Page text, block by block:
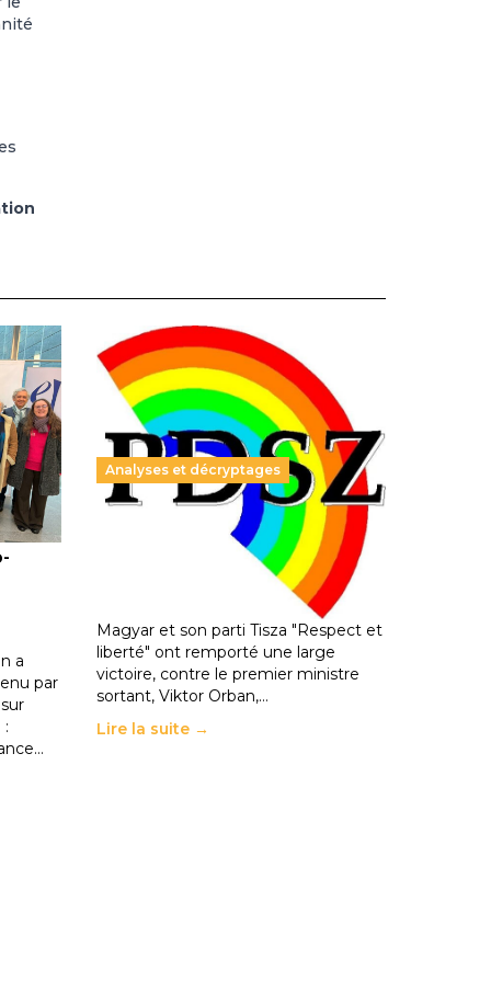
:
a
par
Analyses et décryptages
Hongrie : du changement pour
les politiques éducatives, aussi !
En Hongrie, le conservateur Peter
Magyar et son parti Tisza "Respect et
liberté" ont remporté une large
victoire, contre le premier ministre
sortant, Viktor Orban,…
Lire la suite →